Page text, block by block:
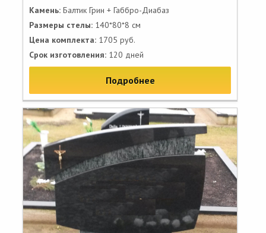
Камень: Балтик Грин + Габбро-Диабаз
Размеры стелы: 140*80*8 см
Цена комплекта: 1705 руб.
Срок изготовления: 120 дней
Подробнее